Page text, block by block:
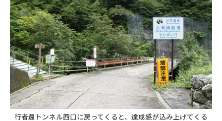
行者還トンネル西口に戻ってくると、達成感が込み上げてくる